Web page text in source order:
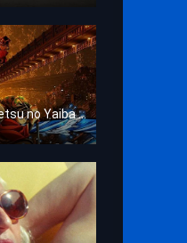
Guardianes de la noche: Kimetsu no Yaiba La fortaleza infinita